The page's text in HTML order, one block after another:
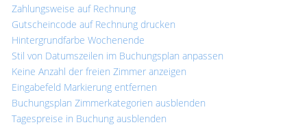
Zahlungsweise auf Rechnung
Gutscheincode auf Rechnung drucken
Hintergrundfarbe Wochenende
Stil von Datumszeilen im Buchungsplan anpassen
Keine Anzahl der freien Zimmer anzeigen
Eingabefeld Markierung entfernen
Buchungsplan Zimmerkategorien ausblenden
Tagespreise in Buchung ausblenden